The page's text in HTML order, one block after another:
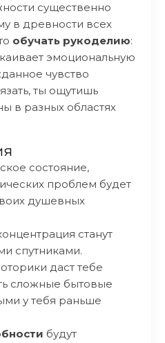
существенно
в древности всех
обучать рукоделию:
эмоциональную
чувство
ты ощутишь
в разных областях
состояние,
проблем будет
душевных
станут
спутниками.
даст тебе
сложные бытовые
у тебя раньше
будут